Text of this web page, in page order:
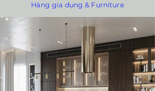
Hàng gia dụng & Furniture